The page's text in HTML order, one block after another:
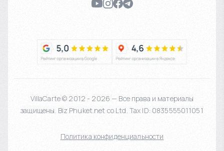
VillaCarte © 2012 - 2026 — Все права и материалы
защищены. Biz Phuket.net co Ltd. Tax ID: 0835555011051
Политика конфиденциальности